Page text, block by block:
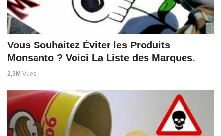
Vous Souhaitez Éviter les Produits
Monsanto ? Voici La Liste des Marques.
2,3M Vues